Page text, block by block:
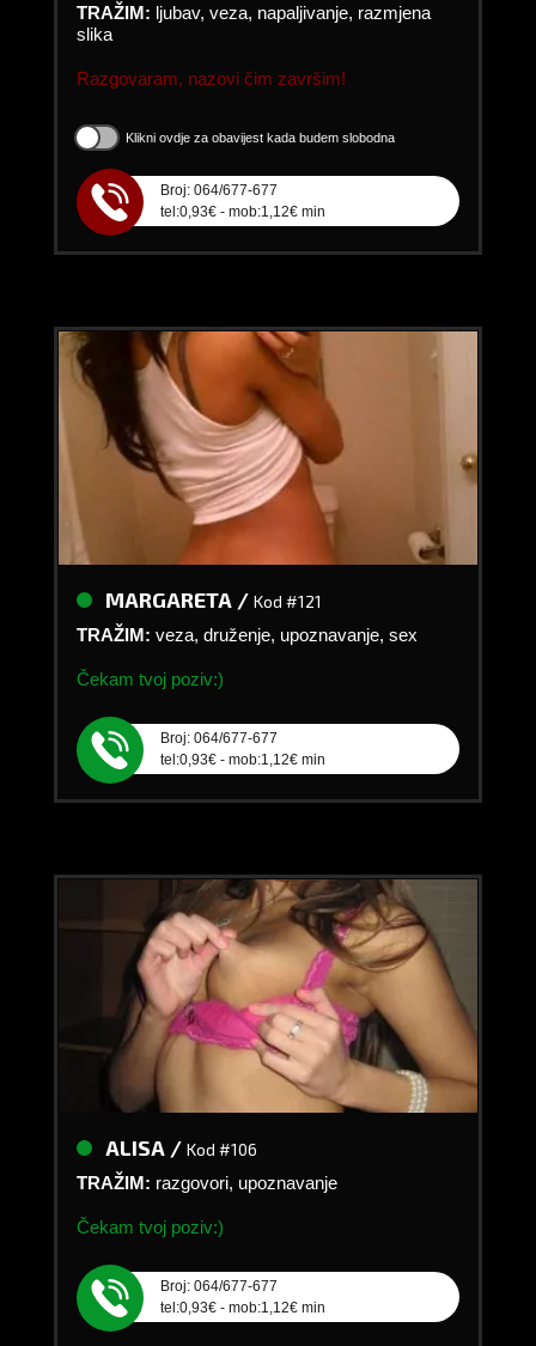
TRAŽIM: ljubav, veza, napaljivanje, razmjena
slika
Razgovaram, nazovi čim završim!
Klikni ovdje za obavijest kada budem slobodna
Broj: 064/677-677
tel:0,93€ - mob:1,12€ min
MARGARETA / Kod #121
TRAŽIM: veza, druženje, upoznavanje, sex
Čekam tvoj poziv:)
Broj: 064/677-677
tel:0,93€ - mob:1,12€ min
ALISA / Kod #106
TRAŽIM: razgovori, upoznavanje
Čekam tvoj poziv:)
Broj: 064/677-677
tel:0,93€ - mob:1,12€ min